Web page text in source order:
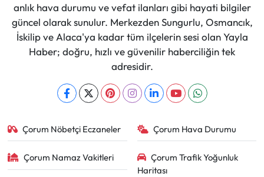
anlık hava durumu ve vefat ilanları gibi hayati bilgiler
güncel olarak sunulur. Merkezden Sungurlu, Osmancık,
İskilip ve Alaca'ya kadar tüm ilçelerin sesi olan Yayla
Haber; doğru, hızlı ve güvenilir haberciliğin tek
adresidir.
Çorum Nöbetçi Eczaneler Çorum Hava Durumu
Çorum Namaz Vakitleri
Çorum Trafik Yoğunluk
Haritası